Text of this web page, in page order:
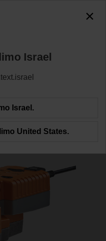
AVK24A-MOD
ברוך הבא אל Belimo ‏Israel
ברצוני להישאר ב-Belimo ‏Israel.
אני רוצה לעבור אל Belimo ‏United States.